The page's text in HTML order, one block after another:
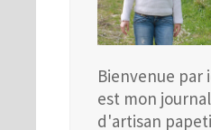
Bienvenue par
est mon
d'artisan